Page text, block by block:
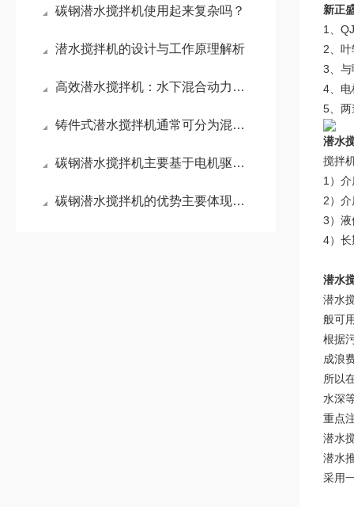
碳钢潜水搅拌机使用起来复杂吗？
潜水搅拌机的设计与工作原理解析
高效潜水搅拌机：水下混合动力的工作原理与实际应用
铸件式潜水搅拌机通常可分为混合搅拌和低速推流两大系列
碳钢潜水搅拌机主要基于电机驱动叶轮旋转这一核心原理
碳钢潜水搅拌机的优势主要体现在这些方面！
新正
1、
2、
3、与
4、电
5、两
潜水
搅拌
1）
2）
3）
4）
潜水
潜水
般可
根据
成浪
所以
水深
重点
潜水
潜水
采用